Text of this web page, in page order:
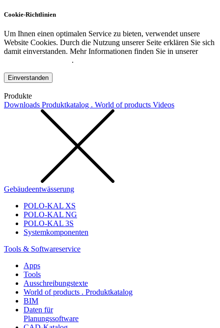
Cookie-Richtlinien
Um Ihnen einen optimalen Service zu bieten, verwendet unsere
Website Cookies. Durch die Nutzung unserer Seite erklären Sie sich
damit einverstanden. Mehr Informationen finden Sie in unserer
.
Einverstanden
Produkte
Downloads Produktkatalog . World of products Videos
Gebäudeentwässerung
POLO-KAL XS
POLO-KAL NG
POLO-KAL 3S
Systemkomponenten
Tools & Softwareservice
Apps
Tools
Ausschreibungstexte
World of products . Produktkatalog
BIM
Daten für
Planungssoftware